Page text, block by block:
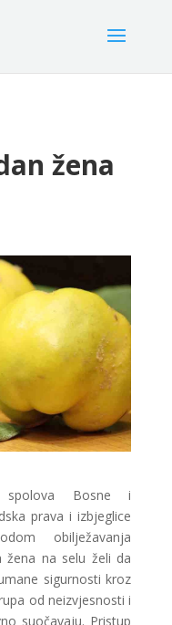
žena
spolova Bosne i
prava i izbjeglice
obilježavanja
žena na selu želi da
sigurnosti kroz
od neizvjesnosti i
suočavaju. Pristup